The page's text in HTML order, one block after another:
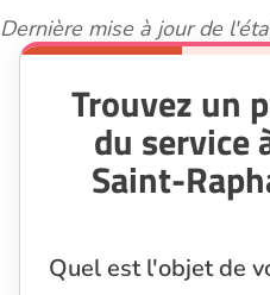
Dernière mise à jour de
Trouvez un
du service
Saint-
Quel est l'objet de